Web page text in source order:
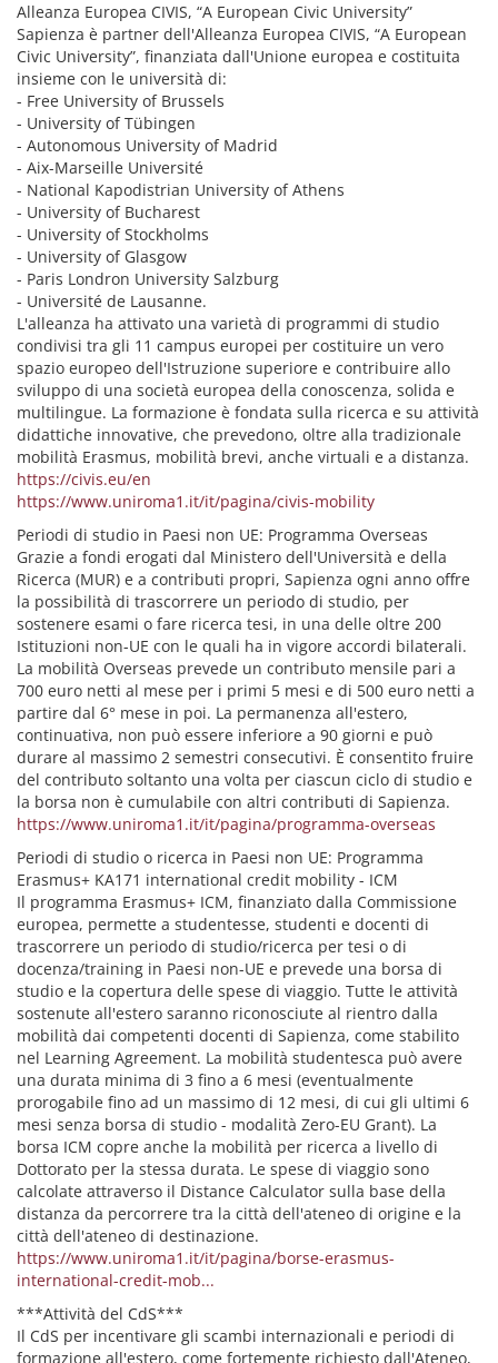
Alleanza Europea CIVIS, “A European Civic University”
Sapienza è partner dell'Alleanza Europea CIVIS, “A European
Civic University”, finanziata dall'Unione europea e costituita
insieme con le università di:
- Free University of Brussels
- University of Tübingen
- Autonomous University of Madrid
- Aix-Marseille Université
- National Kapodistrian University of Athens
- University of Bucharest
- University of Stockholms
- University of Glasgow
- Paris Londron University Salzburg
- Université de Lausanne.
L'alleanza ha attivato una varietà di programmi di studio
condivisi tra gli 11 campus europei per costituire un vero
spazio europeo dell'Istruzione superiore e contribuire allo
sviluppo di una società europea della conoscenza, solida e
multilingue. La formazione è fondata sulla ricerca e su attività
didattiche innovative, che prevedono, oltre alla tradizionale
mobilità Erasmus, mobilità brevi, anche virtuali e a distanza.
https://civis.eu/en
https://www.uniroma1.it/it/pagina/civis-mobility
Periodi di studio in Paesi non UE: Programma Overseas
Grazie a fondi erogati dal Ministero dell'Università e della
Ricerca (MUR) e a contributi propri, Sapienza ogni anno offre
la possibilità di trascorrere un periodo di studio, per
sostenere esami o fare ricerca tesi, in una delle oltre 200
Istituzioni non-UE con le quali ha in vigore accordi bilaterali.
La mobilità Overseas prevede un contributo mensile pari a
700 euro netti al mese per i primi 5 mesi e di 500 euro netti a
partire dal 6° mese in poi. La permanenza all'estero,
continuativa, non può essere inferiore a 90 giorni e può
durare al massimo 2 semestri consecutivi. È consentito fruire
del contributo soltanto una volta per ciascun ciclo di studio e
la borsa non è cumulabile con altri contributi di Sapienza.
https://www.uniroma1.it/it/pagina/programma-overseas
Periodi di studio o ricerca in Paesi non UE: Programma
Erasmus+ KA171 international credit mobility - ICM
Il programma Erasmus+ ICM, finanziato dalla Commissione
europea, permette a studentesse, studenti e docenti di
trascorrere un periodo di studio/ricerca per tesi o di
docenza/training in Paesi non-UE e prevede una borsa di
studio e la copertura delle spese di viaggio. Tutte le attività
sostenute all'estero saranno riconosciute al rientro dalla
mobilità dai competenti docenti di Sapienza, come stabilito
nel Learning Agreement. La mobilità studentesca può avere
una durata minima di 3 fino a 6 mesi (eventualmente
prorogabile fino ad un massimo di 12 mesi, di cui gli ultimi 6
mesi senza borsa di studio - modalità Zero-EU Grant). La
borsa ICM copre anche la mobilità per ricerca a livello di
Dottorato per la stessa durata. Le spese di viaggio sono
calcolate attraverso il Distance Calculator sulla base della
distanza da percorrere tra la città dell'ateneo di origine e la
città dell'ateneo di destinazione.
https://www.uniroma1.it/it/pagina/borse-erasmus-
international-credit-mob...
***Attività del CdS***
Il CdS per incentivare gli scambi internazionali e periodi di
formazione all'estero, come fortemente richiesto dall'Ateneo,